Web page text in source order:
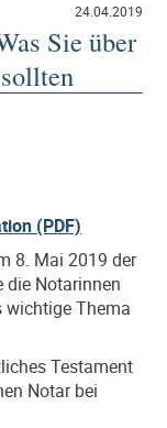
24.04.2019
Sie über
(PDF)
8. Mai 2019 der
die Notarinnen
wichtige Thema
Testament
Notar bei